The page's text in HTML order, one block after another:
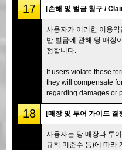
17 [손해 및 벌금 청구 /
사용자가 이러한 이용
반 벌금에 관해 당 매장
정합니다.
If users violate these
they will compensate
regarding damages or
18 [매장 및 투어 가이드
사용자는 당 매장과 투
규칙 미준수 등)에 따라